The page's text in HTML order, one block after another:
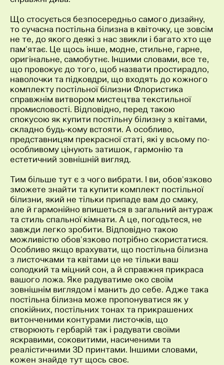
Що стосується безпосередньо самого дизайну,
то сучасна постільна білизна в квіточку, це зовсім
не те, до якого деякі з нас звикли і багато хто ще
пам'ятає. Це щось інше, модне, стильне, гарне,
оригінальне, самобутнє. Іншими словами, все те,
що провокує до того, щоб назвати простирадло,
наволочки та підковдри, що входять до кожного
комплекту постільної білизни Флористика
справжнім витвором мистецтва текстильної
промисловості. Відповідно, перед такою
спокусою як купити постільну білизну з квітами,
складно будь-кому встояти. А особливо,
представницям прекрасної статі, які у всьому по-
особливому цінують затишок, гармонію та
естетичний зовнішній вигляд.
Тим більше тут є з чого вибрати. І ви, обов'язково
зможете знайти та купити комплект постільної
білизни, який не тільки припаде вам до смаку,
але й гармонійно впишеться в загальний антураж
та стиль спальної кімнати. А це, погодьтеся, не
завжди легко зробити. Відповідно такою
можливістю обов'язково потрібно скористатися.
Особливо якщо врахувати, що постільна білизна
з листочками та квітами це не тільки ваш
солодкий та міцний сон, а й справжня прикраса
вашого ложа. Яке радуватиме око своїм
зовнішнім виглядом і манить до себе. Адже така
постільна білизна може пропонуватися як у
спокійних, постільних тонах та прикрашених
витонченими контурами листочків, що
створюють гербарій так і радувати своїми
яскравими, соковитими, насиченими та
реалістичними 3D принтами. Іншими словами,
кожен знайде тут щось своє.